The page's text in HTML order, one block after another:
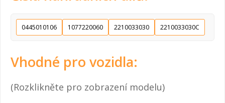
0445010106 1077220060 2210033030 2210033030C
Vhodné pro vozidla:
(Rozklikněte pro zobrazení modelu)